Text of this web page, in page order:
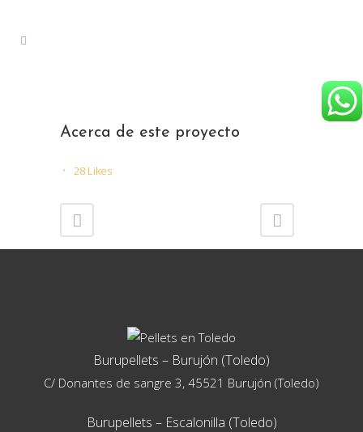
Acerca de este proyecto
28 Likes
Burupellets – Burujón (Toledo)
C/ Donantes de sangre 3, 45521 Burujón (Toledo)
Burupellets – Escalonilla (Toledo)